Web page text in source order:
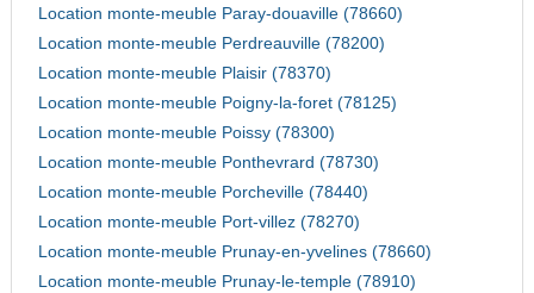
Location monte-meuble Paray-douaville (78660)
Location monte-meuble Perdreauville (78200)
Location monte-meuble Plaisir (78370)
Location monte-meuble Poigny-la-foret (78125)
Location monte-meuble Poissy (78300)
Location monte-meuble Ponthevrard (78730)
Location monte-meuble Porcheville (78440)
Location monte-meuble Port-villez (78270)
Location monte-meuble Prunay-en-yvelines (78660)
Location monte-meuble Prunay-le-temple (78910)